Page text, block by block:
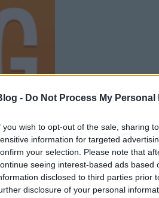
- Do Not Process My Personal
you wish to opt-out of the sale, sharing
information for targeted
your selection. Please note that
seeing interest-based ads
disclosed to third parties prior
disclosure of your personal
KELL!